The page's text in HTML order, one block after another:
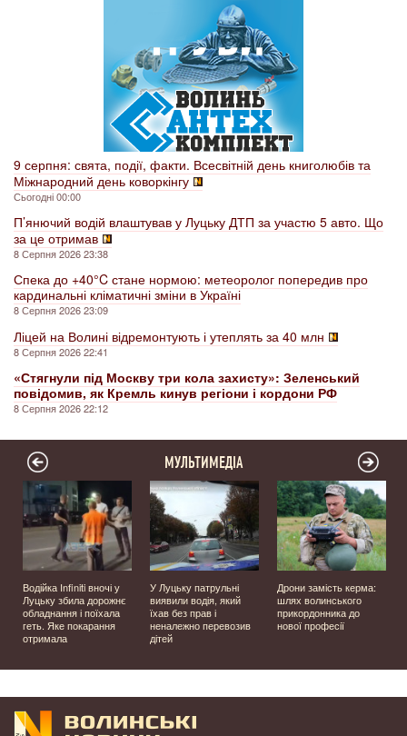
9 серпня: свята, події, факти. Всесвітній день книголюбів та
Міжнародний день коворкінгу
Сьогодні 00:00
П’янючий водій влаштував у Луцьку ДТП за участю 5 авто. Що
за це отримав
8 Серпня 2026 23:38
Спека до +40°C стане нормою: метеоролог попередив про
кардинальні кліматичні зміни в Україні
8 Серпня 2026 23:09
Ліцей на Волині відремонтують і утеплять за 40 млн
8 Серпня 2026 22:41
«Стягнули під Москву три кола захисту»: Зеленський
повідомив, як Кремль кинув регіони і кордони РФ
8 Серпня 2026 22:12
МУЛЬТИМЕДІА
Водійка Infiniti вночі у
Луцьку збила дорожнє
обладнання і поїхала
геть. Яке покарання
отримала
У Луцьку патрульні
виявили водія, який
їхав без прав і
неналежно перевозив
дітей
Дрони замість керма:
шлях волинського
прикордонника до
нової професії